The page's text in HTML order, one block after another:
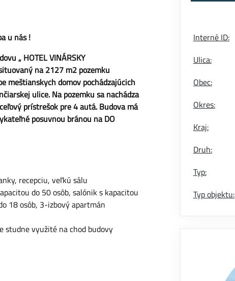
u nás !
„ HOTEL VINÁRSKY
na 2127 m2 pozemku
meštianskych domov pochádzajúcich
ulice. Na pozemku sa nachádza
prístrešok pre 4 autá. Budova má
posuvnou bránou na DO
recepciu, veľkú sálu
do 50 osôb, salónik s kapacitou
18 osôb, 3-izbový apartmán
studne využité na chod budovy
Interné ID:
Ulica:
Obec:
Okres:
Kraj:
Druh:
Typ:
Typ objektu: